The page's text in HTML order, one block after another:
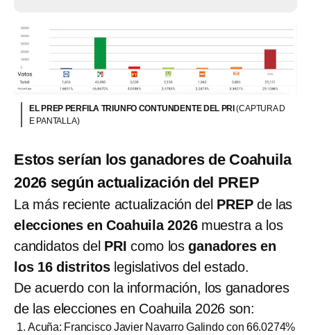
EL PREP PERFILA TRIUNFO CONTUNDENTE DEL PRI(CAPTURA D
E PANTALLA)
Estos serían los ganadores de Coahuila
2026 según actualización del PREP
La más reciente actualización del PREPde las
elecciones en Coahuila 2026 muestra a los
candidatos del PRI como losganadores en
los 16 distritos legislativos del estado.
De acuerdo con la información, los ganadores
de las elecciones en Coahuila 2026 son:
Acuña: Francisco Javier Navarro Galindo con 66.0274%